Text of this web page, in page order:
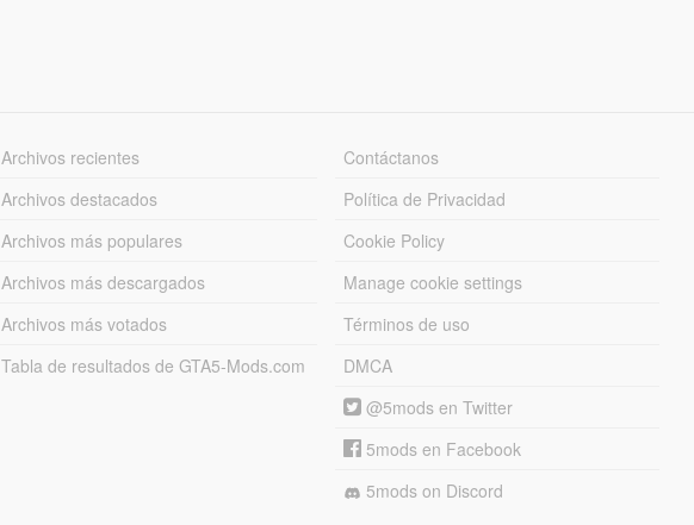
Archivos recientes
Archivos destacados
Archivos más populares
Archivos más descargados
Archivos más votados
Tabla de resultados de GTA5-Mods.com
Contáctanos
Política de Privacidad
Cookie Policy
Manage cookie settings
Términos de uso
DMCA
@5mods en Twitter
5mods en Facebook
5mods on Discord